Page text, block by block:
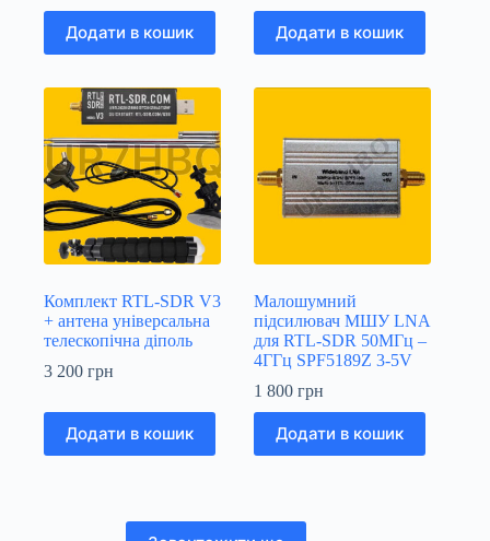
Додати в кошик Додати в кошик
Комплект RTL-SDR V3
+ антена універсальна
телескопічна діполь
3 200 грн
Додати в кошик
Малошумний
підсилювач МШУ LNA
для RTL-SDR 50МГц –
4ГГц SPF5189Z 3-5V
1 800грн
Додати в кошик